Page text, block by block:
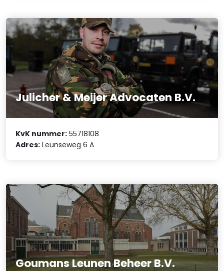
Julicher & Meijer Advocaten B.V.
KvK nummer: 55718108
Adres: Leunseweg 6 A
Goumans Leunen Beheer B.V.